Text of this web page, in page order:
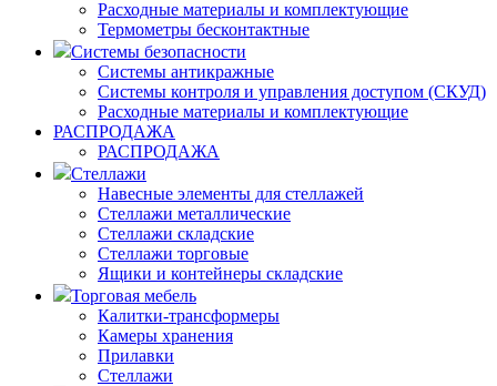
Расходные материалы и комплектующие
Термометры бесконтактные
Системы безопасности
Системы антикражные
Системы контроля и управления доступом (СКУД)
Расходные материалы и комплектующие
РАСПРОДАЖА
РАСПРОДАЖА
Стеллажи
Навесные элементы для стеллажей
Стеллажи металлические
Стеллажи складские
Стеллажи торговые
Ящики и контейнеры складские
Торговая мебель
Калитки-трансформеры
Камеры хранения
Прилавки
Стеллажи